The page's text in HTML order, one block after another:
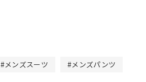
#メンズスーツ #メンズパンツ